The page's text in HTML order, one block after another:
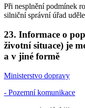
Při nesplnění podmínek
silniční správní úřad
23. Informace o
životní situace) je
a v jiné formě
Ministerstvo dopravy
- Pozemní komunikace